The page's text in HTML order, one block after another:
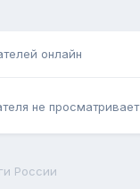
онлайн
не
России